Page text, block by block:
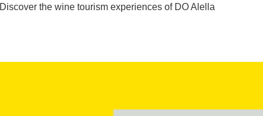
Discover the wine tourism experiences of DO Alella